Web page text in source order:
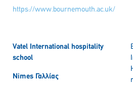
https://www.bournemouth.ac.uk/
Vatel International hospitality
school
Nimes Γαλλίας